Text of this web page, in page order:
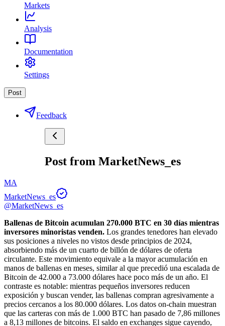
Markets
Analysis
Documentation
Settings
Post
Feedback
Post from MarketNews_es
MA
MarketNews_es
@MarketNews_es
Ballenas de Bitcoin acumulan 270.000 BTC en 30 días mientras
inversores minoristas venden. Los grandes tenedores han elevado
sus posiciones a niveles no vistos desde principios de 2024,
absorbiendo más de un cuarto de billón de dólares de oferta
circulante. Este movimiento equivale a la mayor acumulación en
manos de ballenas en meses, similar al que precedió una escalada de
Bitcoin de 42.000 a 73.000 dólares hace poco más de un año. El
contraste es notable: mientras pequeños inversores reducen
exposición y buscan vender, las ballenas compran agresivamente a
precios cercanos a los 80.000 dólares. Los datos on-chain muestran
que las carteras con más de 1.000 BTC han pasado de 7,86 millones
a 8,13 millones de bitcoins. El saldo en exchanges sigue cayendo,